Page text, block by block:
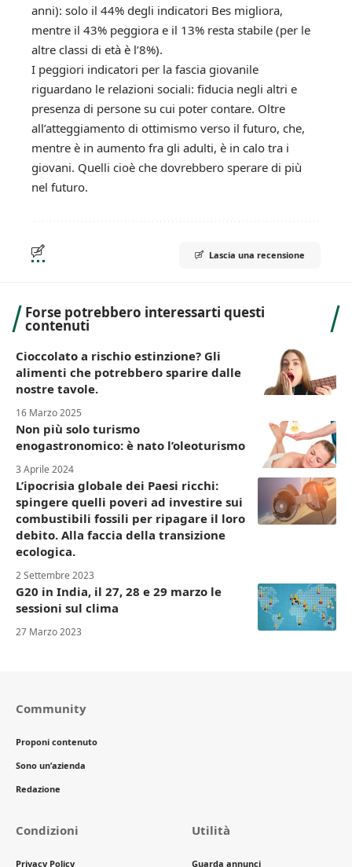
anni): solo il 44% degli indicatori Bes migliora,
mentre il 43% peggiora e il 13% resta stabile (per le
altre classi di età è l’8%).
I peggiori indicatori per la fascia giovanile
riguardano le relazioni sociali: fiducia negli altri e
presenza di persone su cui poter contare. Oltre
all’atteggiamento di ottimismo verso il futuro, che,
mentre è in aumento fra gli adulti, è in calo tra i
giovani. Quelli cioè che dovrebbero sperare di più
nel futuro.
Lascia una recensione
Forse potrebbero interessarti questi
contenuti
Cioccolato a rischio estinzione? Gli
alimenti che potrebbero sparire dalle
nostre tavole.
16 Marzo 2025
Non più solo turismo
enogastronomico: è nato l’oleoturismo
3 Aprile 2024
L’ipocrisia globale dei Paesi ricchi:
spingere quelli poveri ad investire sui
combustibili fossili per ripagare il loro
debito. Alla faccia della transizione
ecologica.
2 Settembre 2023
G20 in India, il 27, 28 e 29 marzo le
sessioni sul clima
27 Marzo 2023
Community
Proponi contenuto
Sono un’azienda
Redazione
Condizioni
Privacy Policy
Utilità
Guarda annunci